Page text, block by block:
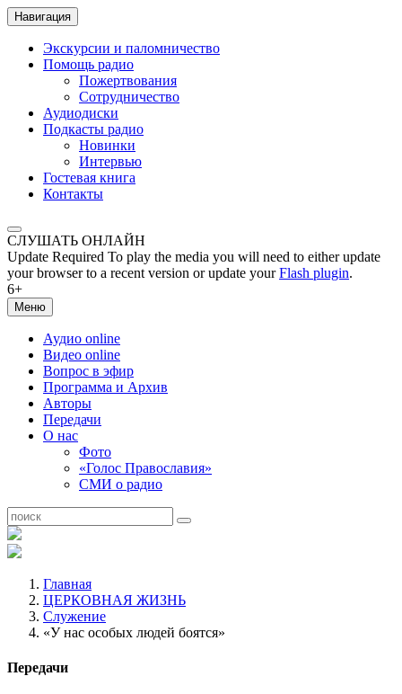
Навигация
Экскурсии и паломничество
Помощь радио
Пожертвования
Сотрудничество
Аудиодиски
Подкасты радио
Новинки
Интервью
Гостевая книга
Контакты
СЛУШАТЬ ОНЛАЙН
Update Required To play the media you will need to either update
your browser to a recent version or update yourFlash plugin.
6+
Меню
Аудио online
Видео online
Вопрос в эфир
Программа и Архив
Авторы
Передачи
О нас
Фото
«Голос Православия»
СМИ о радио
Главная
ЦЕРКОВНАЯ ЖИЗНЬ
Служение
«У нас особых людей боятся»
Передачи